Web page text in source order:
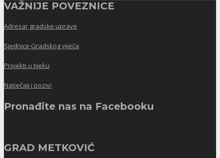
VAŽNIJE POVEZNICE
Adresar gradske uprave
Sjednice Gradskog vijeća
Projekti u tijeku
Natječaji i pozivi
Pronađite nas na Facebooku
GRAD METKOVIĆ